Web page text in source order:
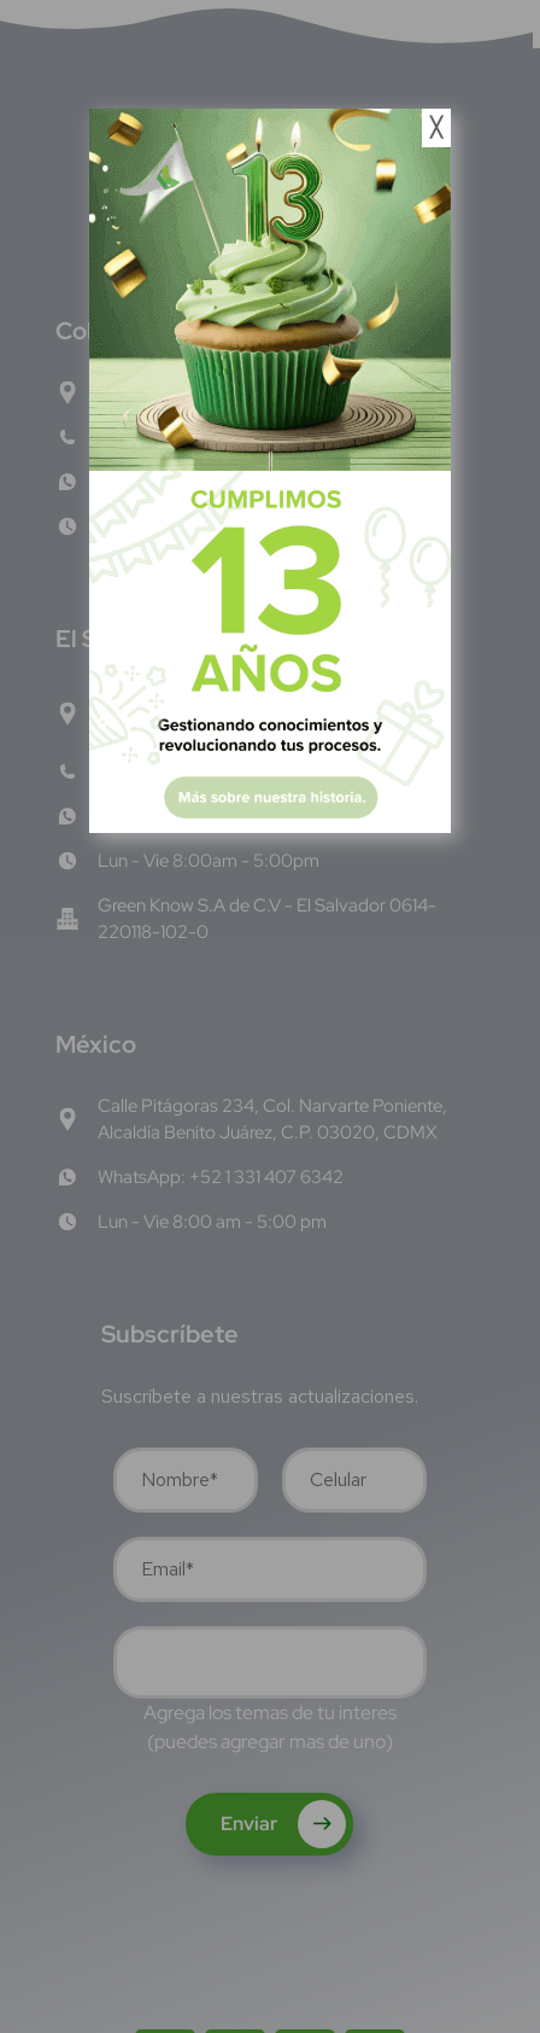
Colombia
Carrera 71G #117-67 INT 3 OFI 701
Teléfono: (601) 522 3869
WhatsApp: +57 317 4651554
Lun - Vie 8:00am - 5:00pm
El Salvador
1ro Cll Pte, y 61 Av Nte, #3206, Local 9, San
Salvador Centro
Teléfono: +503 6986 1402
WhatsApp: +503 7687 3923
Lun - Vie 8:00am - 5:00pm
Green Know S.A de C.V - El Salvador 0614-
220118-102-0
México
Calle Pitágoras 234, Col. Narvarte Poniente,
Alcaldía Benito Juárez, C.P. 03020, CDMX
WhatsApp: +52 1 331 407 6342
Lun - Vie 8:00 am - 5:00 pm
Subscríbete
Suscríbete a nuestras actualizaciones.
Agrega los temas de tu interes
(puedes agregar mas de uno)
Enviar
╳